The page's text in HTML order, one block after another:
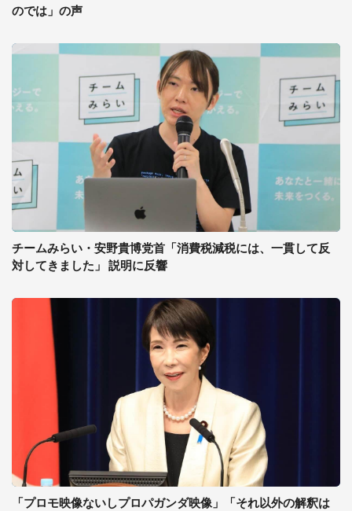
のでは」の声
チームみらい・安野貴博党首「消費税減税には、一貫して反
対してきました」 説明に反響
「プロモ映像ないしプロパガンダ映像」「それ以外の解釈は